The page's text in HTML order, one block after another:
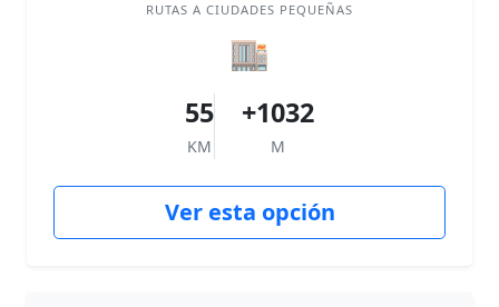
RUTAS A CIUDADES PEQUEÑAS
🏬
55
KM
+1032
M
Ver esta opción